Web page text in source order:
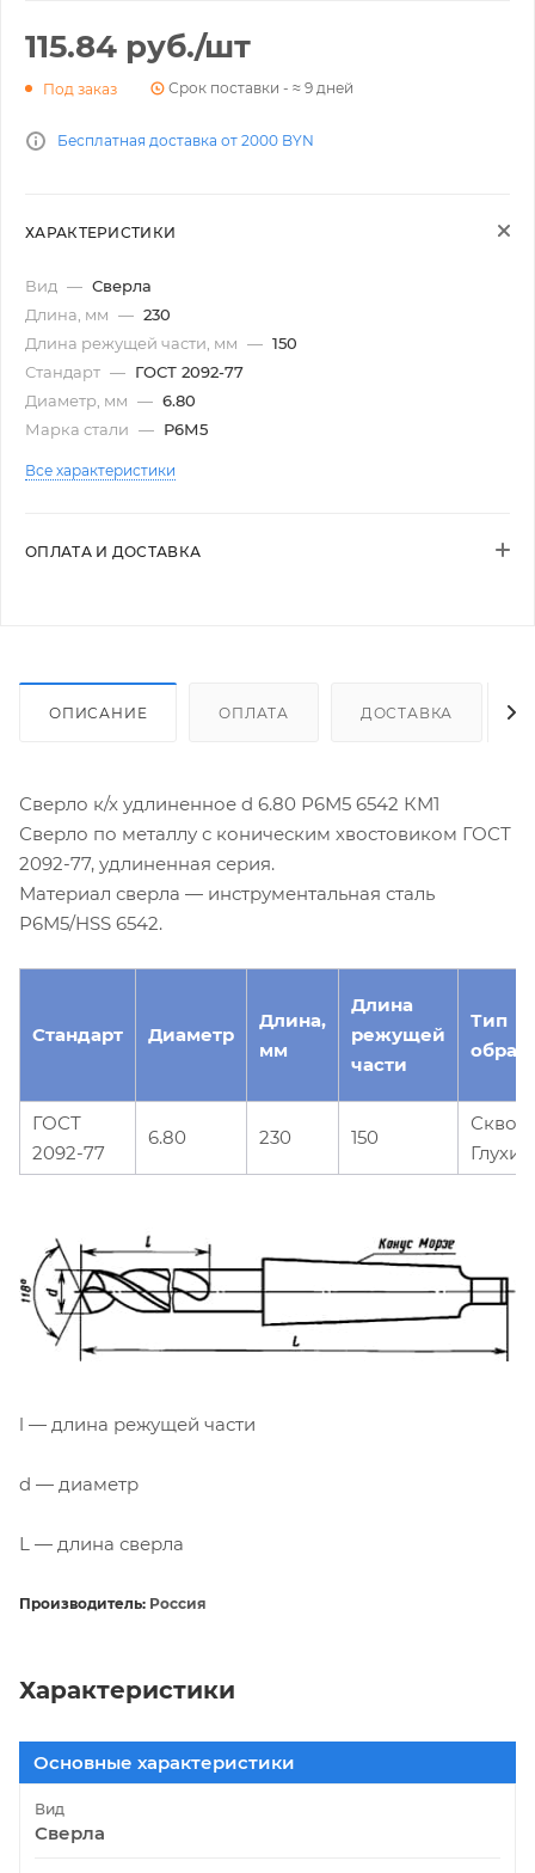
115.84 руб./шт
Под заказ Срок поставки - ≈ 9 дней
Бесплатная доставка от 2000 BYN
ХАРАКТЕРИСТИКИ
Вид — Сверла
Длина, мм — 230
Длина режущей части, мм — 150
Стандарт — ГОСТ 2092-77
Диаметр, мм — 6.80
Марка стали — Р6М5
Все характеристики
ОПЛАТА И ДОСТАВКА
ОПИСАНИЕ ОПЛАТА ДОСТАВКА
Сверло к/х удлиненное d 6.80 Р6М5 6542 КМ1
Сверло по металлу с коническим хвостовиком ГОСТ
2092-77, удлиненная серия.
Материал сверла — инструментальная сталь
Р6М5/HSS 6542.
Стандарт Диаметр
Длина,
мм
Длина
режущей
части
Тип
ГОСТ
2092-77
6.80 230 150
Глухие
l — длина режущей части
d — диаметр
L — длина сверла
Производитель: Россия
Характеристики
Основные характеристики
Вид
Сверла